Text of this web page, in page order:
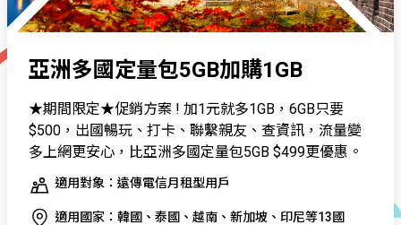
亞洲多國定量包5GB加購1GB
★期間限定★促銷方案 ! 加1元就多1GB，6GB只要
$500，出國暢玩、打卡、聯繫親友、查資訊，流量變
多上網更安心，比亞洲多國定量包5GB $499更優惠。
適用對象：遠傳電信月租型用戶
適用國家：韓國、泰國、越南、新加坡、印尼等13國